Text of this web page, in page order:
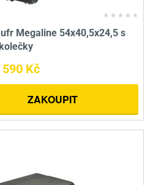
Megaline 54x40,5x24,5 s
kolečky
590 Kč
ZAKOUPIT